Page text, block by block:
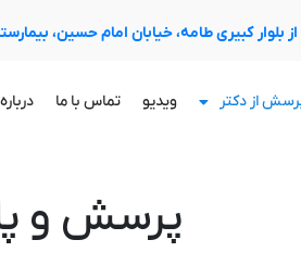
بلوار کبیری طامه، خیابان امام حسین،
از دکتر ویدیو تماس با ما
پرسش و